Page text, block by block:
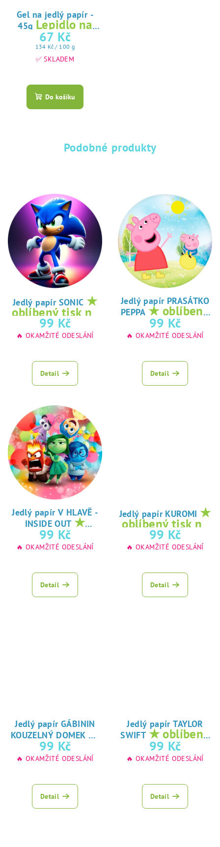
Gel na jedlý papír -
45g Lepidlo na
jedlý papír
67 Kč
Měrná
cena:
134 Kč / 100 g
✅ SKLADEM
hodnocení
produktu
hvězdiček.
Do košíku
Podobné produkty
Jedlý papír SONIC ★
oblíbený tisk na
jedlý papír
99 Kč
🔥 OKAMŽITÉ ODESLÁNÍ
Detail
Jedlý papír PRASÁTKO
PEPPA ★ oblíbený
tisk na jedlý
papír
99 Kč
🔥 OKAMŽITÉ ODESLÁNÍ
Detail
Jedlý papír V HLAVĚ -
INSIDE OUT ★
oblíbený tisk na
jedlý papír
99 Kč
🔥 OKAMŽITÉ ODESLÁNÍ
Detail
Jedlý papír KUROMI ★
oblíbený tisk na
jedlý papír
99 Kč
🔥 OKAMŽITÉ ODESLÁNÍ
Detail
Jedlý papír GÁBININ
KOUZELNÝ DOMEK ★
oblíbený tisk na
jedlý papír
99 Kč
🔥 OKAMŽITÉ ODESLÁNÍ
Detail
Jedlý papír TAYLOR
SWIFT ★ oblíbený
tisk na jedlý
papír
99 Kč
🔥 OKAMŽITÉ ODESLÁNÍ
Detail